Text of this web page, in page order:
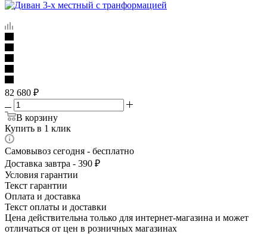
82 680 ₽
В корзину
Купить в 1 клик
Самовывоз сегодня - бесплатно
Доставка завтра - 390 ₽
Условия гарантии
Текст гарантии
Оплата и доставка
Текст оплаты и доставки
Цена действительна только для интернет-магазина и может
отличаться от цен в розничных магазинах